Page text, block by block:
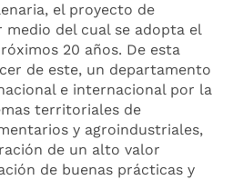
el proyecto de
medio del cual se adopta el
20 años. De esta
de este, un departamento
e internacional por la
territoriales de
y agroindustriales,
de un alto valor
de buenas prácticas y